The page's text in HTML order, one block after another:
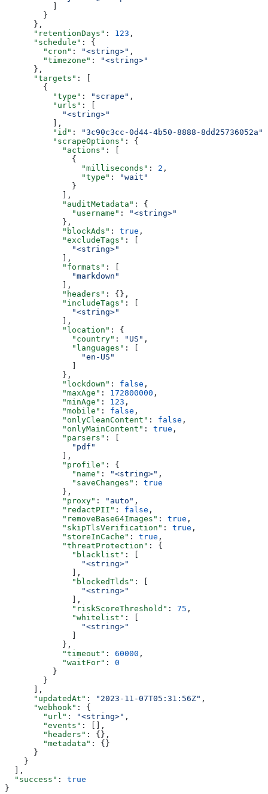
        }
      },
      "retentionDays"
: 123 ,
      "schedule"
: {
        "cron"
: "<string>" ,
        "timezone"
:
"<string>"
      },
      "targets"
: [
        {
          "type"
: "scrape" ,
          "urls"
: [
            "<string>"
          ],
          "id"
: "3c90c3cc-0d44-4b50-8888-8dd25736052a"
          "scrapeOptions"
: {
            "actions"
: [
              {
                "milliseconds"
: 2 ,
                "type"
:
"wait"
              }
            ],
            "auditMetadata"
: {
              "username"
:
"<string>"
            },
            "blockAds"
: true ,
            "excludeTags"
: [
              "<string>"
            ],
            "formats"
: [
              "markdown"
            ],
            "headers"
: {},
            "includeTags"
: [
              "<string>"
            ],
            "location"
: {
              "country"
: "US" ,
              "languages"
: [
                "en-US"
            },
            "lockdown"
: false ,
            "maxAge"
: 172800000 ,
            "minAge"
: 123 ,
            "mobile"
: false ,
            "onlyCleanContent"
: false ,
            "onlyMainContent"
: true ,
            "parsers"
: [
              "pdf"
            ],
            "profile"
: {
              "name"
: "<string>" ,
              "saveChanges"
: true
            },
            "proxy"
: "auto" ,
            "redactPII"
: false ,
            "removeBase64Images"
: true ,
            "skipTlsVerification"
: true ,
            "storeInCache"
: true ,
            "threatProtection"
: {
              "blacklist"
: [
                "<string>"
              ],
              "blockedTlds"
: [
                "<string>"
              ],
              "riskScoreThreshold"
: 75 ,
              "whitelist"
: [
                "<string>"
            },
            "timeout"
: 60000 ,
            "waitFor"
: 0
          }
        }
      ],
      "updatedAt"
: "2023-11-07T05:31:56Z" ,
      "webhook"
: {
        "url"
: "<string>" ,
        "events"
: [],
        "headers"
: {},
        "metadata"
: {}
      }
    }
  ],
  "success"
: true
}